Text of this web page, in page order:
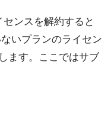
ンスを解約すると
いプランのライセン
ます。ここではサブ